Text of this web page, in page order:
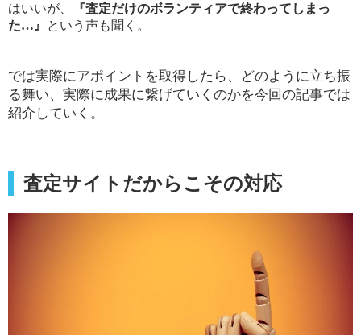
はいいが、
『査定だけのボランティアで終わってしまっ
た…』
という声も聞く。
では実際にアポイントを取得したら、どのように立ち振
る舞い、実際に成果に繋げていくのかを今回の記事では
紹介していく。
査定サイトだからこその対応